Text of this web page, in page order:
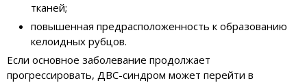
тканей;
повышенная предрасположенность к образованию
келоидных рубцов.
Если основное заболевание продолжает
прогрессировать, ДВС-синдром может перейти в